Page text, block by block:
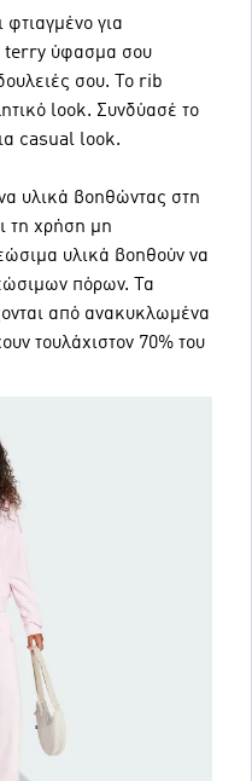
φτιαγμένο για
terry ύφασμα σου
σου. Το rib
look. Συνδύασέ το
casual look.
υλικά βοηθώντας στη
τη χρήση μη
υλικά βοηθούν να
πόρων. Τα
από ανακυκλωμένα
τουλάχιστον 70% του